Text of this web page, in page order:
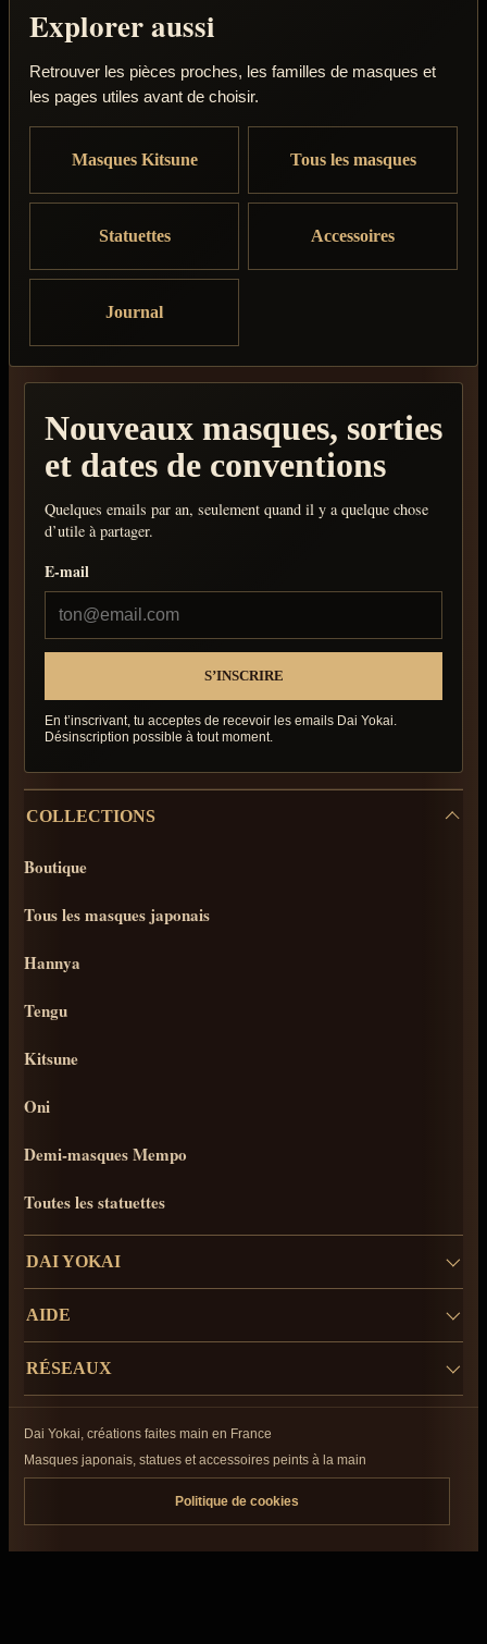
Explorer aussi
Retrouver les pièces proches, les familles de masques et
les pages utiles avant de choisir.
Masques Kitsune Tous les masques
Statuettes Accessoires
Journal
Nouveaux masques, sorties
et dates de conventions
Quelques emails par an, seulement quand il y a quelque chose
d’utile à partager.
E-mail
En t’inscrivant, tu acceptes de recevoir les emails Dai Yokai.
Désinscription possible à tout moment.
COLLECTIONS
Boutique
Tous les masques japonais
Hannya
Tengu
Kitsune
Oni
Demi-masques Mempo
Toutes les statuettes
DAI YOKAI
AIDE
RÉSEAUX
Dai Yokai, créations faites main en France
Masques japonais, statues et accessoires peints à la main
Politique de cookies